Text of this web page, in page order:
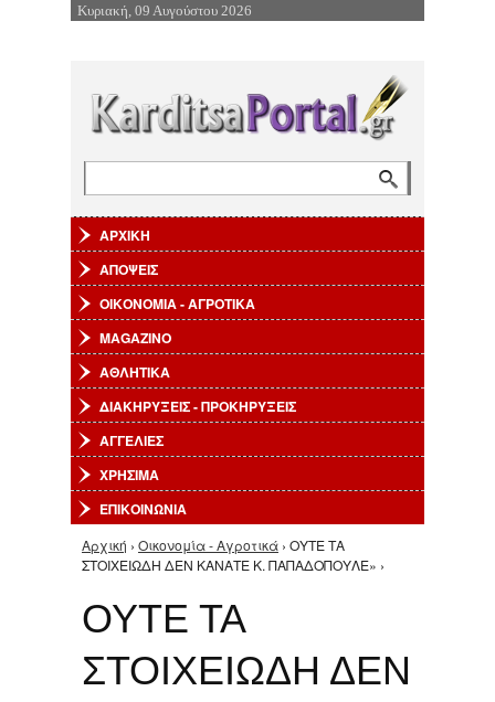
Επιστροφή στην Πλοήγηση
Κυριακή, 09 Αυγούστου 2026
ΑΡΧΙΚΗ
ΑΠΟΨΕΙΣ
ΟΙΚΟΝΟΜΙΑ - ΑΓΡΟΤΙΚΑ
MAGAZINO
ΑΘΛΗΤΙΚΑ
ΔΙΑΚΗΡΥΞΕΙΣ - ΠΡΟΚΗΡΥΞΕΙΣ
ΑΓΓΕΛΙΕΣ
ΧΡΗΣΙΜΑ
ΕΠΙΚΟΙΝΩΝΙΑ
Είστε εδώ
Αρχική › Οικονομία - Αγροτικά › ΟΥΤΕ ΤΑ
ΣΤΟΙΧΕΙΩΔΗ ΔΕΝ ΚΑΝΑΤΕ Κ. ΠΑΠΑΔΟΠΟΥΛΕ» ›
ΟΥΤΕ ΤΑ
ΣΤΟΙΧΕΙΩΔΗ ΔΕΝ